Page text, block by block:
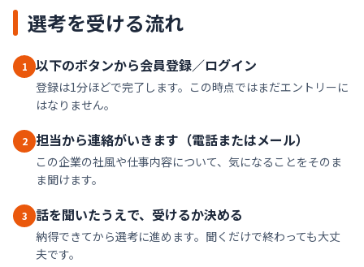
選考を受ける流れ
1 以下のボタンから会員登録／ログイン
登録は1分ほどで完了します。この時点ではまだエントリーに
はなりません。
2 担当から連絡がいきます（電話またはメール）
この企業の社風や仕事内容について、気になることをそのま
ま聞けます。
3 話を聞いたうえで、受けるか決める
納得できてから選考に進めます。聞くだけで終わっても大丈
夫です。